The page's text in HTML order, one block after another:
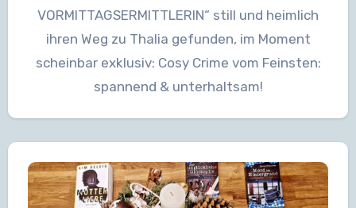
VORMITTAGSERMITTLERIN“ still und heimlich
ihren Weg zu Thalia gefunden, im Moment
scheinbar exklusiv: Cosy Crime vom Feinsten:
spannend & unterhaltsam!